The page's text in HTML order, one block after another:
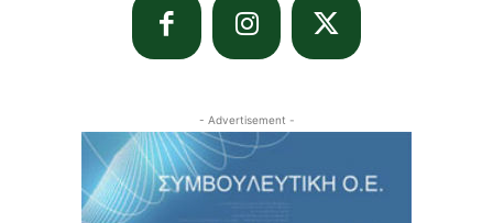
- Advertisement -